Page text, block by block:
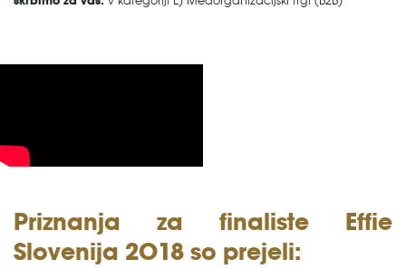
Priznanja za finaliste Effie
Slovenija 2018 so prejeli: